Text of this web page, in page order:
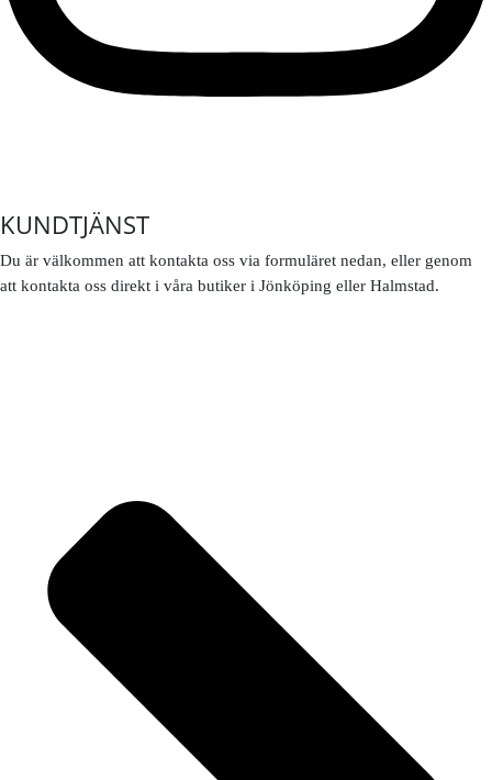
KUNDTJÄNST
Du är välkommen att kontakta oss via formuläret nedan, eller genom
att kontakta oss direkt i våra butiker i Jönköping eller Halmstad.